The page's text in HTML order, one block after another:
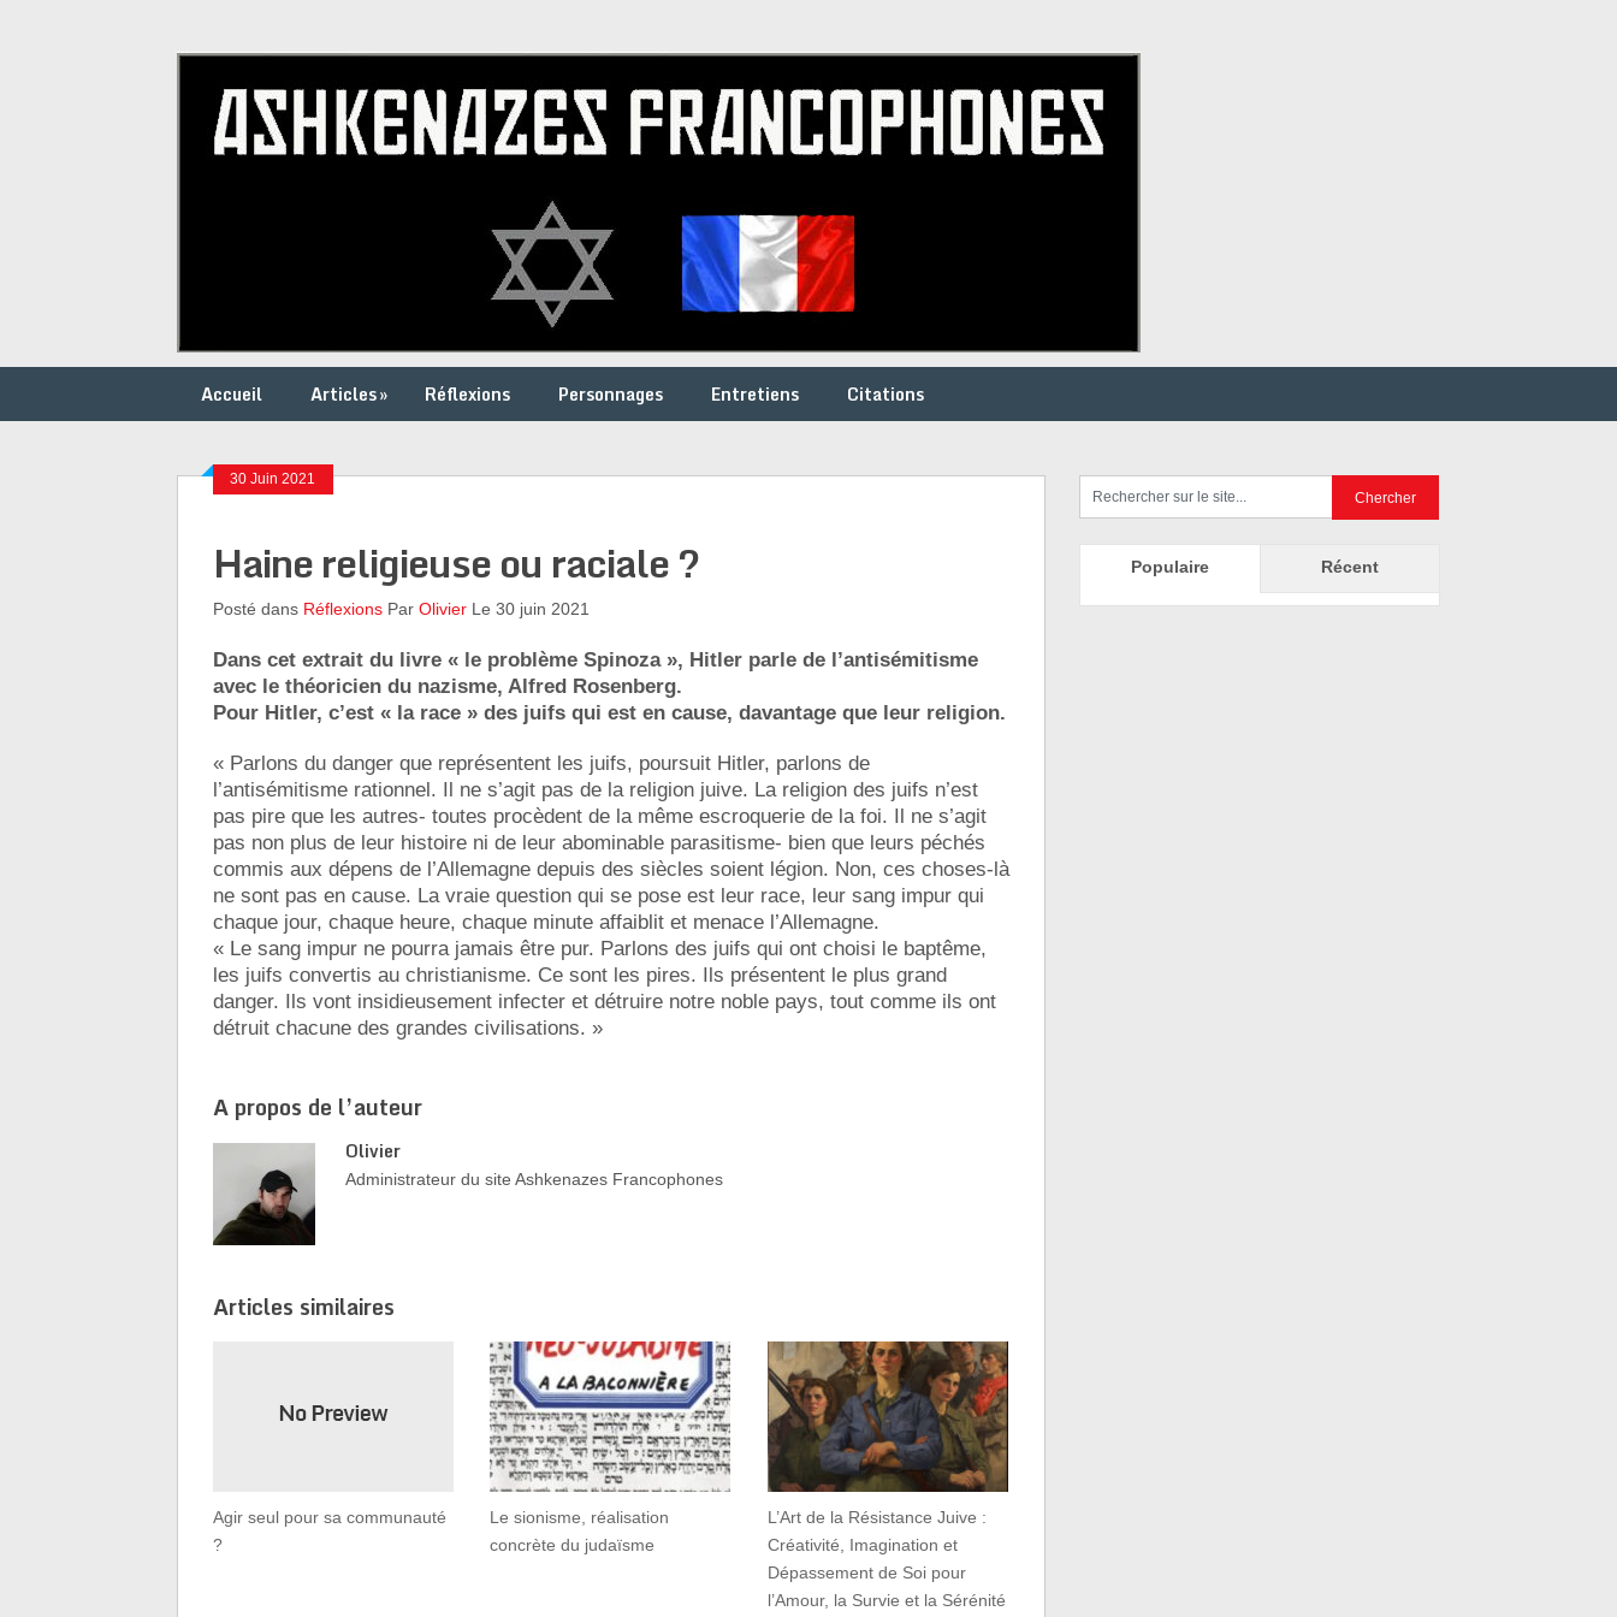
Accueil Articles» Réflexions Personnages Entretiens Citations
30 Juin 2021
Haine religieuse ou raciale ?
Posté dans RéflexionsPar OlivierLe 30 juin 2021
Dans cet extrait du livre « le problème Spinoza », Hitler parle de l’antisémitisme
avec le théoricien du nazisme, Alfred Rosenberg.
Pour Hitler, c’est « la race » des juifs qui est en cause, davantage que leur religion.
« Parlons du danger que représentent les juifs, poursuit Hitler, parlons de
l’antisémitisme rationnel. Il ne s’agit pas de la religion juive. La religion des juifs n’est
pas pire que les autres- toutes procèdent de la même escroquerie de la foi. Il ne s’agit
pas non plus de leur histoire ni de leur abominable parasitisme- bien que leurs péchés
commis aux dépens de l’Allemagne depuis des siècles soient légion. Non, ces choses-là
ne sont pas en cause. La vraie question qui se pose est leur race, leur sang impur qui
chaque jour, chaque heure, chaque minute affaiblit et menace l’Allemagne.
« Le sang impur ne pourra jamais être pur. Parlons des juifs qui ont choisi le baptême,
les juifs convertis au christianisme. Ce sont les pires. Ils présentent le plus grand
danger. Ils vont insidieusement infecter et détruire notre noble pays, tout comme ils ont
détruit chacune des grandes civilisations. »
A propos de l’auteur
Olivier
Administrateur du site Ashkenazes Francophones
Articles similaires
Agir seul pour sa communauté
?
Le sionisme, réalisation
concrète du judaïsme
L’Art de la Résistance Juive :
Créativité, Imagination et
Dépassement de Soi pour
l’Amour, la Survie et la Sérénité
Populaire Récent